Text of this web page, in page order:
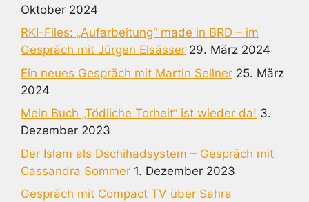
Oktober 2024
RKI-Files: „Aufarbeitung“ made in BRD – im
Gespräch mit Jürgen Elsässer 29. März 2024
Ein neues Gespräch mit Martin Sellner 25. März
2024
Mein Buch „Tödliche Torheit“ ist wieder da! 3.
Dezember 2023
Der Islam als Dschihadsystem – Gespräch mit
Cassandra Sommer 1. Dezember 2023
Gespräch mit Compact TV über Sahra